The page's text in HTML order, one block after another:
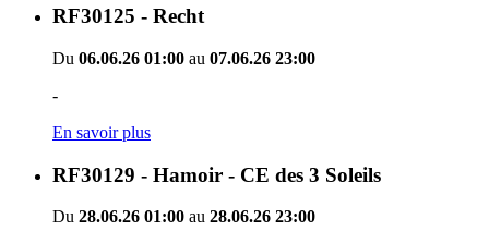
RF30125 - Recht
Du 06.06.26 01:00 au 07.06.26 23:00
-
En savoir plus
RF30129 - Hamoir - CE des 3 Soleils
Du 28.06.26 01:00 au 28.06.26 23:00